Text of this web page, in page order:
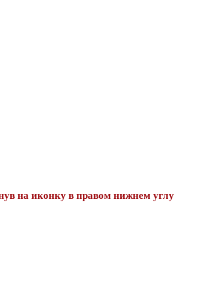
на иконку в правом нижнем углу